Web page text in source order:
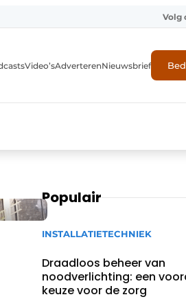
Volg
Video’sAdverterenNieuwsbrief
Populair
INSTALLATIETECHNIEK
Draadloos beheer van
noodverlichting: een
keuze voor de zorg